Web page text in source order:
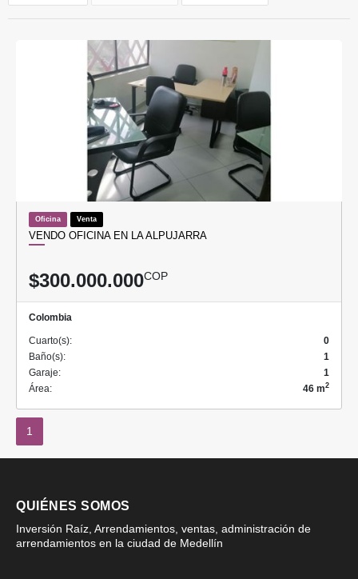
Oficina Venta
VENDO OFICINA EN LA ALPUJARRA
$300.000.000COP
Colombia
Cuarto(s):
0
Baño(s):
1
Garaje:
1
Área:
46 m2
1
QUIÉNES SOMOS
Inversión Raíz, Arrendamientos, ventas, administración de
arrendamientos en la ciudad de Medellín